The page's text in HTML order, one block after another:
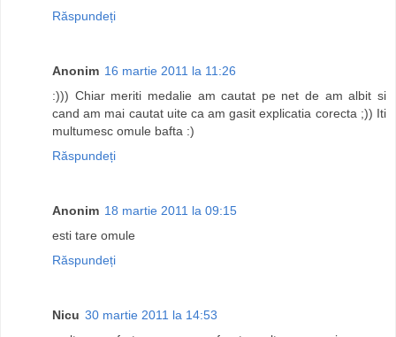
Răspundeți
Anonim 16 martie 2011 la 11:26
:))) Chiar meriti medalie am cautat pe net de am albit si
cand am mai cautat uite ca am gasit explicatia corecta ;)) Iti
multumesc omule bafta :)
Răspundeți
Anonim 18 martie 2011 la 09:15
esti tare omule
Răspundeți
Nicu 30 martie 2011 la 14:53